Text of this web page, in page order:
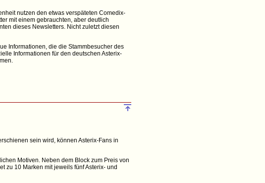
nutzen den etwas verspäteten Comedix-
mit einem gebrauchten, aber deutlich
dieses Newsletters. Nicht zuletzt diesen
Informationen, die die Stammbesucher des
Informationen für den deutschen Asterix-
sein wird, können Asterix-Fans in
Motiven. Neben dem Block zum Preis von
zu 10 Marken mit jeweils fünf Asterix- und